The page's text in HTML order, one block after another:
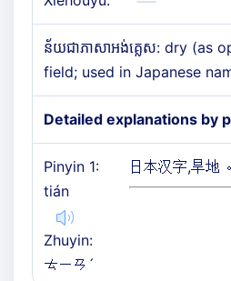
ន័យជាភាសាអង់គ្លេស: dry (as
field; used in Japanese
Detailed explanations by
Pinyin 1:
tián
Zhuyin:
ㄊㄧㄢˊ
日本汉字,旱地